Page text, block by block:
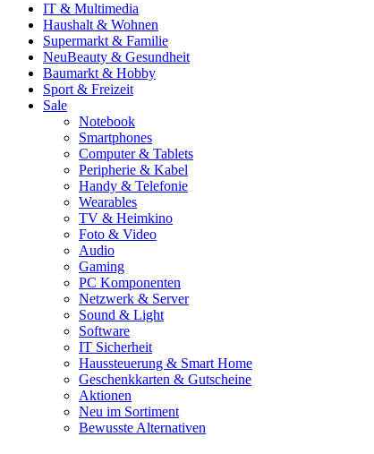
IT & Multimedia
Haushalt & Wohnen
Supermarkt & Familie
NeuBeauty & Gesundheit
Baumarkt & Hobby
Sport & Freizeit
Sale
Notebook
Smartphones
Computer & Tablets
Peripherie & Kabel
Handy & Telefonie
Wearables
TV & Heimkino
Foto & Video
Audio
Gaming
PC Komponenten
Netzwerk & Server
Sound & Light
Software
IT Sicherheit
Haussteuerung & Smart Home
Geschenkkarten & Gutscheine
Aktionen
Neu im Sortiment
Bewusste Alternativen